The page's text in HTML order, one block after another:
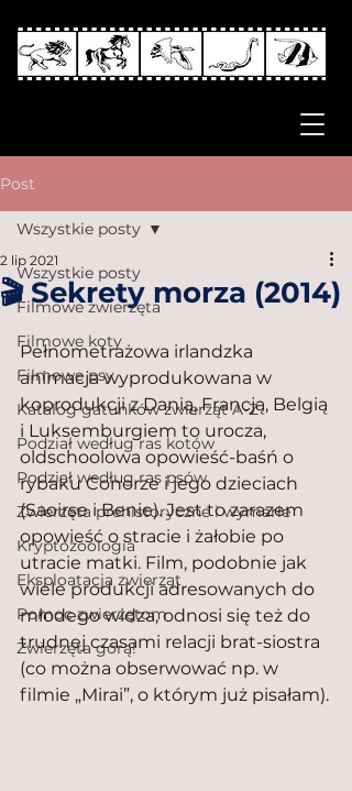
Post
Wszystkie posty
Filmowe zwierzęta
Filmowe koty
Filmowe psy
Katalog gatunków zwierząt A-Z
Podział według ras kotów
Podział według ras psów
Zwierzęta prehistoryczne i wymarłe
Kryptozoologia
Eksploatacja zwierząt
Pomoc zwierzętom
Zwierzęta górą!
Wszystkie posty
🎬 Sekrety morza (2014)
2 lip 2021
Pełnometrażowa irlandzka
animacja wyprodukowana w
koprodukcji z Danią, Francją, Belgią
i Luksemburgiem to urocza,
oldschoolowa opowieść-baśń o
rybaku Conorze i jego dzieciach
(Saoirse i Benie). Jest to zarazem
opowieść o stracie i żałobie po
utracie matki. Film, podobnie jak
wiele produkcji adresowanych do
młodego widza, odnosi się też do
trudnej czasami relacji brat-siostra
(co można obserwować np. w
filmie „Mirai”, o którym już pisałam).